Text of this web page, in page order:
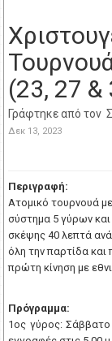
(23, 27
Γράφτηκε από τον
Δεκ 13, 2023
Περιγραφή:
Ατομικό τουρνουά
σύστημα 5 γύρων
σκέψης 40 λεπτά ανά
όλη την παρτίδα και
πρώτη κίνηση με
Πρόγραμμα:
1ος γύρος: